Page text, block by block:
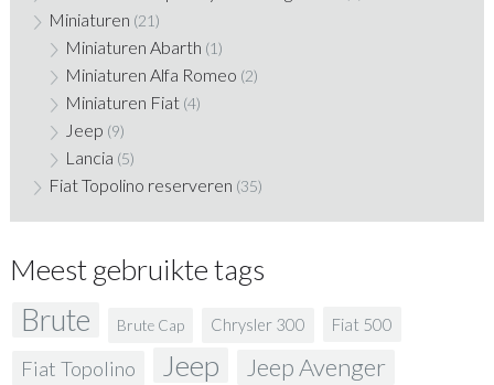
Miniaturen (21)
Miniaturen Abarth (1)
Miniaturen Alfa Romeo (2)
Miniaturen Fiat (4)
Jeep (9)
Lancia (5)
Fiat Topolino reserveren (35)
Meest gebruikte tags
Brute Brute Cap Chrysler 300 Fiat 500
Fiat Topolino Jeep Jeep Avenger